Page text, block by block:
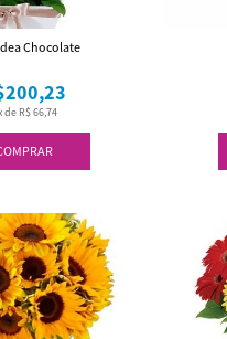
de R$ 66,74
Chocolate